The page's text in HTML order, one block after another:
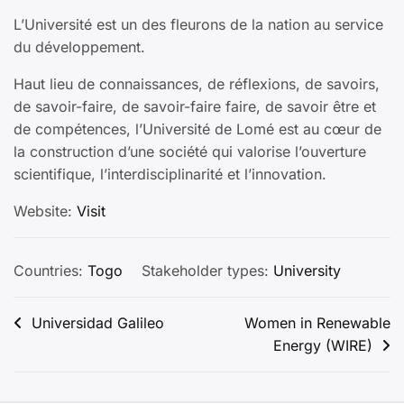
L’Université est un des fleurons de la nation au service
du développement.
Haut lieu de connaissances, de réflexions, de savoirs,
de savoir-faire, de savoir-faire faire, de savoir être et
de compétences, l’Université de Lomé est au cœur de
la construction d’une société qui valorise l’ouverture
scientifique, l’interdisciplinarité et l’innovation.
Website: Visit
Countries: Togo Stakeholder types: University
Post
Universidad Galileo
Women in Renewable
Energy (WIRE)